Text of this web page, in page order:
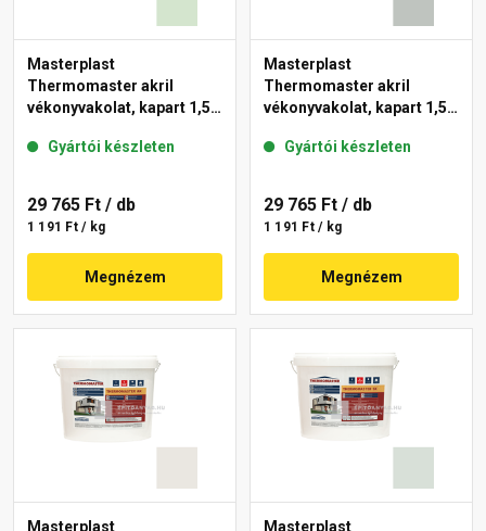
Masterplast
Thermomaster akril
vékonyvakolat, kapart 1,5
Gyártói készleten
29 765 Ft / db
1 191 Ft / kg
Megnézem
Masterplast
Thermomaster akril
vékonyvakolat, kapart 1,5
Gyártói készleten
29 765 Ft / db
1 191 Ft / kg
Megnézem
Masterplast
Masterplast